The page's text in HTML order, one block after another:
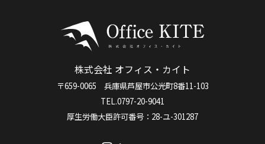
株式会社 オフィス・カイト
〒659-0065 兵庫県芦屋市公光町8番11-103
TEL.0797-20-9041
厚生労働大臣許可番号：28-ユ-301287